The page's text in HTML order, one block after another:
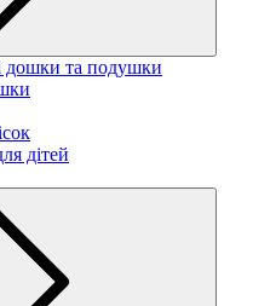
дошки та подушки
дітей